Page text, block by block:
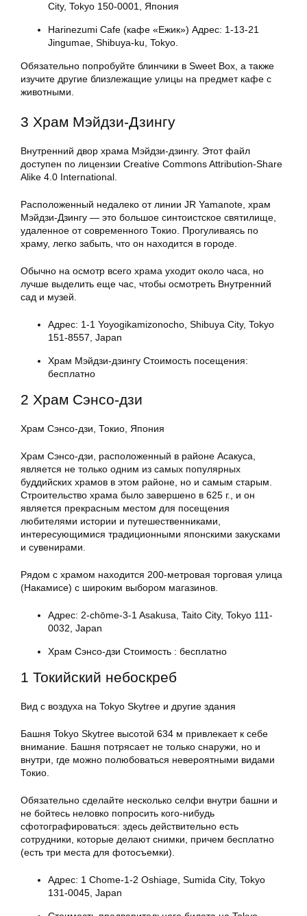
City, Tokyo 150-0001, Япония
Harinezumi Cafe (кафе «Ежик») Адрес: 1-13-21
Jingumae, Shibuya-ku, Tokyo.
Обязательно попробуйте блинчики в Sweet Box, а также
изучите другие близлежащие улицы на предмет кафе с
животными.
3 Храм Мэйдзи-Дзингу
Внутренний двор храма Мэйдзи-дзингу. Этот файл
доступен по лицензии Creative Commons Attribution-Share
Alike 4.0 International.
Расположенный недалеко от линии JR Yamanote, храм
Мэйдзи-Дзингу — это большое синтоистское святилище,
удаленное от современного Токио. Прогуливаясь по
храму, легко забыть, что он находится в городе.
Обычно на осмотр всего храма уходит около часа, но
лучше выделить еще час, чтобы осмотреть Внутренний
сад и музей.
Адрес: 1-1 Yoyogikamizonocho, Shibuya City, Tokyo
151-8557, Japan
Храм Мэйдзи-дзингу Стоимость посещения:
бесплатно
2 Храм Сэнсо-дзи
Храм Сэнсо-дзи, Токио, Япония
Храм Сэнсо-дзи, расположенный в районе Асакуса,
является не только одним из самых популярных
буддийских храмов в этом районе, но и самым старым.
Строительство храма было завершено в 625 г., и он
является прекрасным местом для посещения
любителями истории и путешественниками,
интересующимися традиционными японскими закусками
и сувенирами.
Рядом с храмом находится 200-метровая торговая улица
(Накамисе) с широким выбором магазинов.
Адрес: 2-chōme-3-1 Asakusa, Taito City, Tokyo 111-
0032, Japan
Храм Сэнсо-дзи Стоимость : бесплатно
1 Токийский небоскреб
Вид с воздуха на Tokyo Skytree и другие здания
Башня Tokyo Skytree высотой 634 м привлекает к себе
внимание. Башня потрясает не только снаружи, но и
внутри, где можно полюбоваться невероятными видами
Токио.
Обязательно сделайте несколько селфи внутри башни и
не бойтесь неловко попросить кого-нибудь
сфотографироваться: здесь действительно есть
сотрудники, которые делают снимки, причем бесплатно
(есть три места для фотосъемки).
Адрес: 1 Chome-1-2 Oshiage, Sumida City, Tokyo
131-0045, Japan